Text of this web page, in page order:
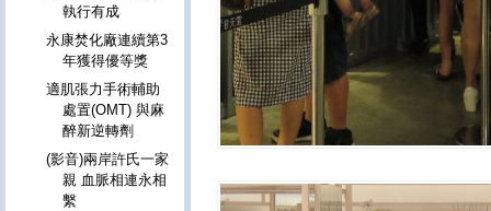
執行有成
永康焚化廠連續第3
年獲得優等獎
適肌張力手術輔助
處置(OMT) 與麻
醉新逆轉劑
(影音)兩岸許氏一家
親 血脈相連永相
繫